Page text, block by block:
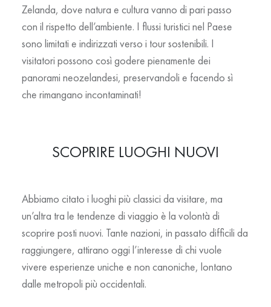
Zelanda, dove natura e cultura vanno di pari passo
con il rispetto dell’ambiente. I flussi turistici nel Paese
sono limitati e indirizzati verso i tour sostenibili. I
visitatori possono così godere pienamente dei
panorami neozelandesi, preservandoli e facendo sì
che rimangano incontaminati!
SCOPRIRE LUOGHI NUOVI
Abbiamo citato i luoghi più classici da visitare, ma
un’altra tra le tendenze di viaggio è la volontà di
scoprire posti nuovi. Tante nazioni, in passato difficili da
raggiungere, attirano oggi l’interesse di chi vuole
vivere esperienze uniche e non canoniche, lontano
dalle metropoli più occidentali.